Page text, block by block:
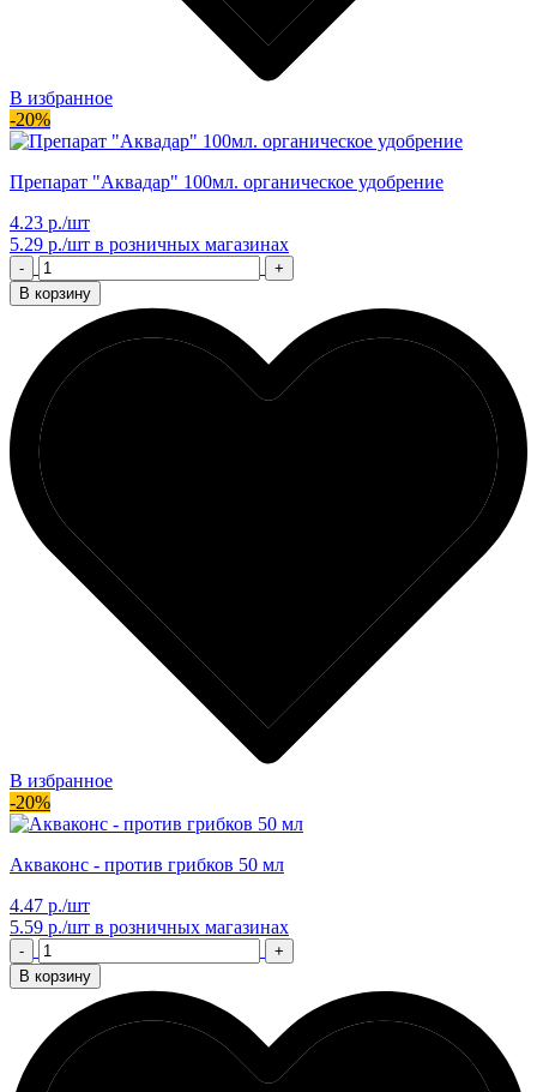
В избранное
-20%
Препарат "Аквадар" 100мл. органическое удобрение
4.23 р./шт
5.29 р./шт в розничных магазинах
-
+
В корзину
В избранное
-20%
Акваконс - против грибков 50 мл
4.47 р./шт
5.59 р./шт в розничных магазинах
-
+
В корзину